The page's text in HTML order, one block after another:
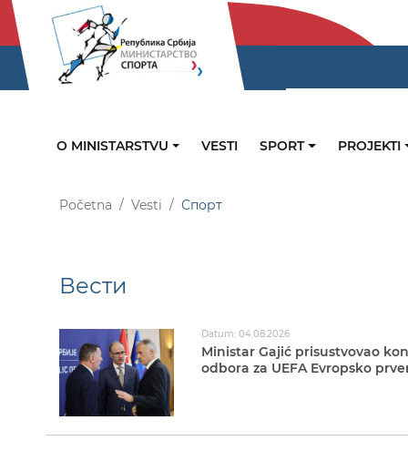
O MINISTARSTVU VESTI SPORT PROJEKTI
Početna Vesti Спорт
Вести
Datum: 04.08.2026
Ministar Gajić prisustvovao
odbora za UEFA Evropsko